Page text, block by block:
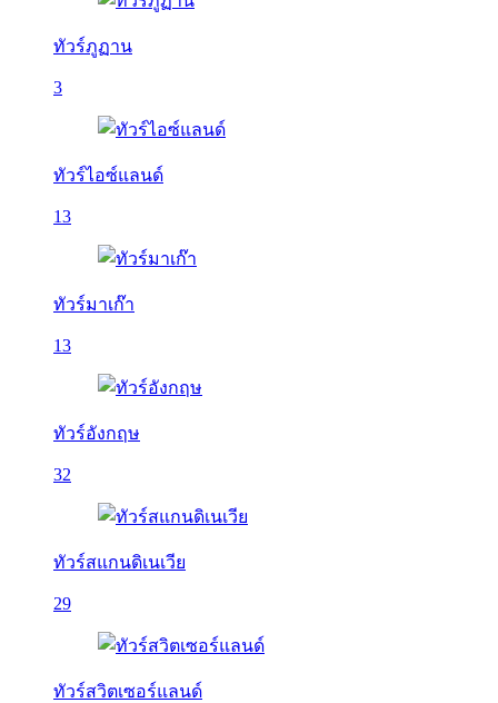
ทัวร์ภูฏาน
3
ทัวร์ไอซ์แลนด์
13
ทัวร์มาเก๊า
13
ทัวร์อังกฤษ
32
ทัวร์สแกนดิเนเวีย
29
ทัวร์สวิตเซอร์แลนด์